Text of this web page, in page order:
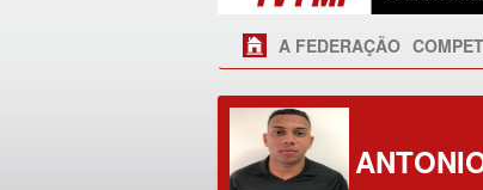
A FEDERAÇÃO